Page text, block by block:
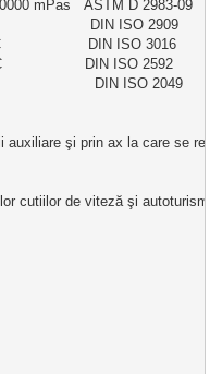
mPas   ASTM D 2983-09
DIN ISO 2909
DIN ISO 3016
DIN ISO 2592
DIN ISO 2049
auxiliare şi prin ax la care se
cutiilor de viteză şi